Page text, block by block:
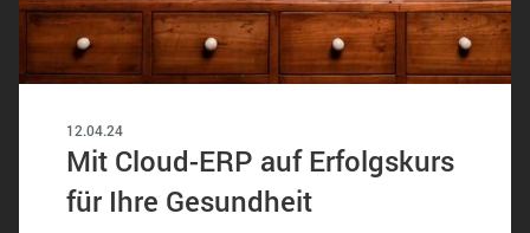
12.04.24
Mit Cloud-ERP auf Erfolgskurs
für Ihre Gesundheit